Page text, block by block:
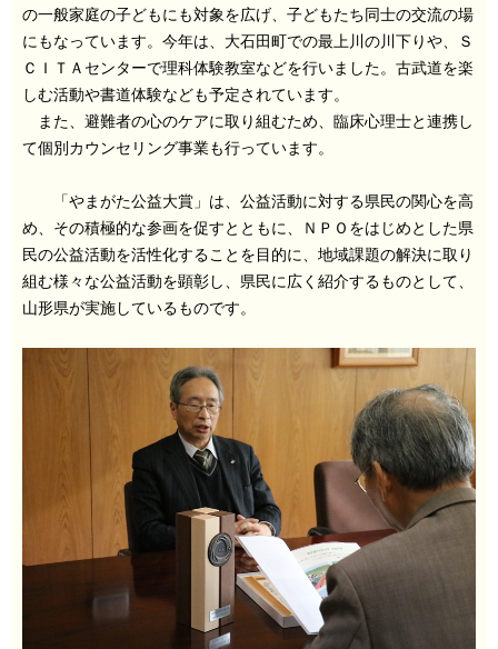
の一般家庭の子どもにも対象を広げ、子どもたち同士の交流の場
にもなっています。今年は、大石田町での最上川の川下りや、Ｓ
ＣＩＴＡセンターで理科体験教室などを行いました。古武道を楽
しむ活動や書道体験なども予定されています。
また、避難者の心のケアに取り組むため、臨床心理士と連携し
て個別カウンセリング事業も行っています。
「やまがた公益大賞」は、公益活動に対する県民の関心を高
め、その積極的な参画を促すとともに、ＮＰＯをはじめとした県
民の公益活動を活性化することを目的に、地域課題の解決に取り
組む様々な公益活動を顕彰し、県民に広く紹介するものとして、
山形県が実施しているものです。